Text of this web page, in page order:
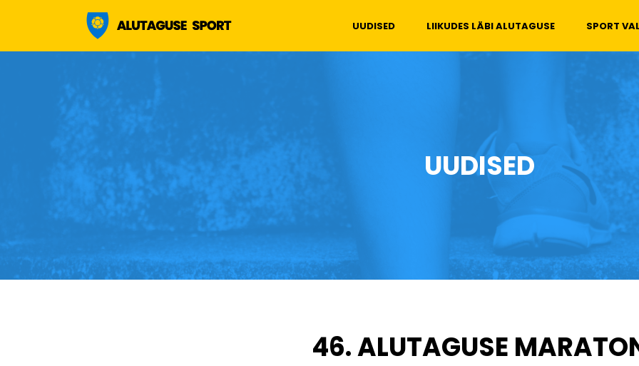
UUDISED LIIKUDES LÄBI ALUTAGUSE SPORT
UUDISED
46. ALUTAGUSE